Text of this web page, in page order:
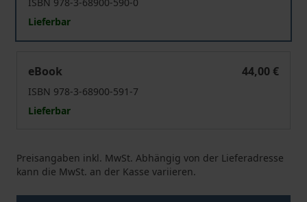
Lieferbar
eBook
44,00 €
ISBN 978-3-68900-591-7
Lieferbar
Preisangaben inkl. MwSt. Abhängig von der Lieferadresse
kann die MwSt. an der Kasse variieren.